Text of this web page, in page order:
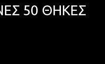
50 ΘΗΚΕΣ